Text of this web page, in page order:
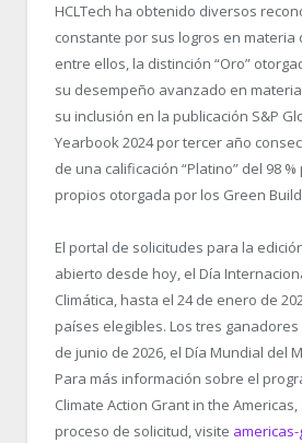
HCLTech ha obtenido diversos
constante por sus logros en materia
entre ellos, la distinción “Oro”
su desempeño avanzado en
su inclusión en la publicación S&P
Yearbook 2024 por tercer año
de una calificación “Platino” del 98
propios otorgada por los Green
El portal de solicitudes para la
abierto desde hoy, el Día
Climática, hasta el 24 de enero de
países elegibles. Los tres
de junio de 2026, el Día Mundial del
Para más información sobre el
Climate Action Grant in the
proceso de solicitud, visite